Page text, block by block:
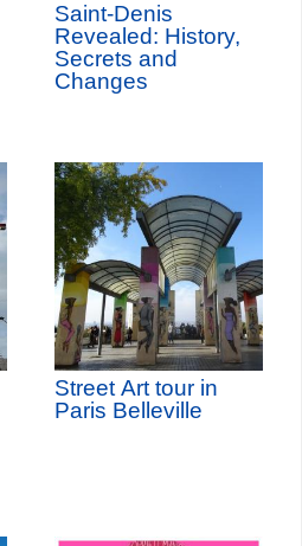
Saint-Denis
Revealed: History,
Secrets and
Changes
Street Art tour in
Paris Belleville